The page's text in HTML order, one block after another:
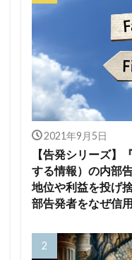
2021年9月5日
【告発シリーズ】
する情報）の内部
地位や利益を投げ
部告発者をなぜ信